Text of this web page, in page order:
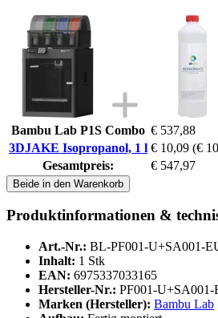
Bambu Lab P1S Combo € 537,88
3DJAKE Isopropanol, 1 l € 10,09 (€
Gesamtpreis:
€ 547,97
Beide in den Warenkorb
Produktinformationen &
Art.-Nr.: BL-PF001-U+SA001-
Inhalt: 1 Stk
EAN: 6975337033165
Hersteller-Nr.: PF001-U+SA001-
Marken (Hersteller): Bambu Lab